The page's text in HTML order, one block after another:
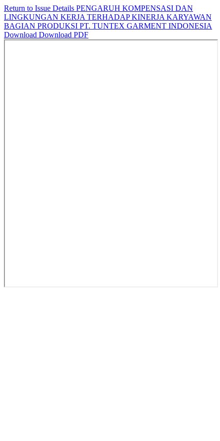
Return to Issue Details PENGARUH KOMPENSASI DAN
LINGKUNGAN KERJA TERHADAP KINERJA KARYAWAN
BAGIAN PRODUKSI PT. TUNTEX GARMENT INDONESIA
Download Download PDF